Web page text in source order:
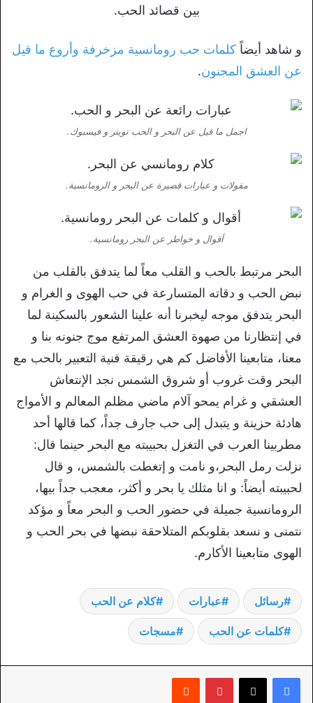
بين قصائد الحب.
و شاهد أيضاً كلمات حب رومانسية مزخرفة وأروع ما قيل
عن العشق المجنون.
اجمل ما قيل عن البحر و الحب تويتر و فيسبوك.
مقولات و عبارات قصيرة عن البحر و الرومانسية.
أقوال و خواطر عن البحر رومانسية.
البحر مرتبط بالحب و القلب معاً لما يتدفق بالقلب من
نبض الحب و دقاته المتسارعة في حب الهوى و الغرام و
البحر يتدفق موجه ليخبرنا أنه علينا الشعور بالسكينة لما
في إنتظارنا من صهوة العشق المرتفع موج جنونه بنا و
معنا، متابعينا الأفاضل كم هي رقيقة فنية التعبير بالحب مع
البحر وقت غروب أو شروق الشمس نجد الإنتعاش
العشقي و غرام يمحو آلام ماضي مظلم المعالم و الأمواج
هادئة حزينة و يتبدل إلى حب جارف جداً، كما قالها أحد
مطربينا العرب في التغزل بحبيبته مع البحر حينما قال:
نزلت رمل البحر،و نامت و إتغطت بالشمس، و قال
لحبيبته أيضاً: و انا مثلك يا بحر و أكثر، معجب جداً بيها،
الرومانسية جميلة في حضور الحب و البحر معاً و مؤكد
نتمنى و نسعد بقلوبكم المتلاحقة نبضها في بحر الحب و
الهوى متابعينا الأكارم.
رسائل عبارات كلام عن الحب
كلمات عن الحب مسجات
بينتيريست